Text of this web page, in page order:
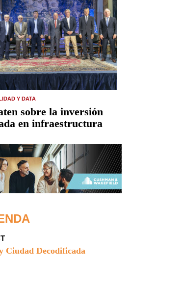
Y DATA
sobre la inversión
en infraestructura
Ciudad Decodificada